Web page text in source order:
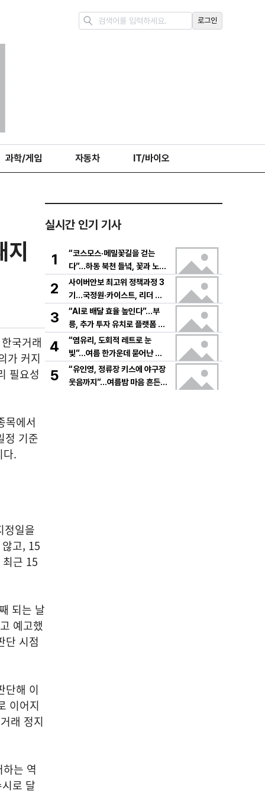
로그인
과학/게임 자동차 IT/바이오
지
국거래
가 커지
필요성
목에서
정 기준
다.
정일을
고, 15
근 15
되는 날
예고했
단 시점
단해 이
이어지
래 정지
는 역
로 달
실시간 인기 기사
1
“코스모스·메밀꽃길을 걷는
다”…하동 북천 들녘, 꽃과 노래
로 물드는 가을의 하루
2
사이버안보 최고위 정책과정 3
기…국정원·카이스트, 리더 안
보역량 키운다
3
“AI로 배달 효율 높인다”…부
릉, 추가 투자 유치로 플랫폼 혁
신 가속
4
“염유리, 도회적 레트로 눈
빛”…여름 한가운데 묻어난 자
유의 감각→팬들 궁금증 증폭
5
“유인영, 정류장 키스에 야구장
웃음까지”…여름밤 마음 흔든